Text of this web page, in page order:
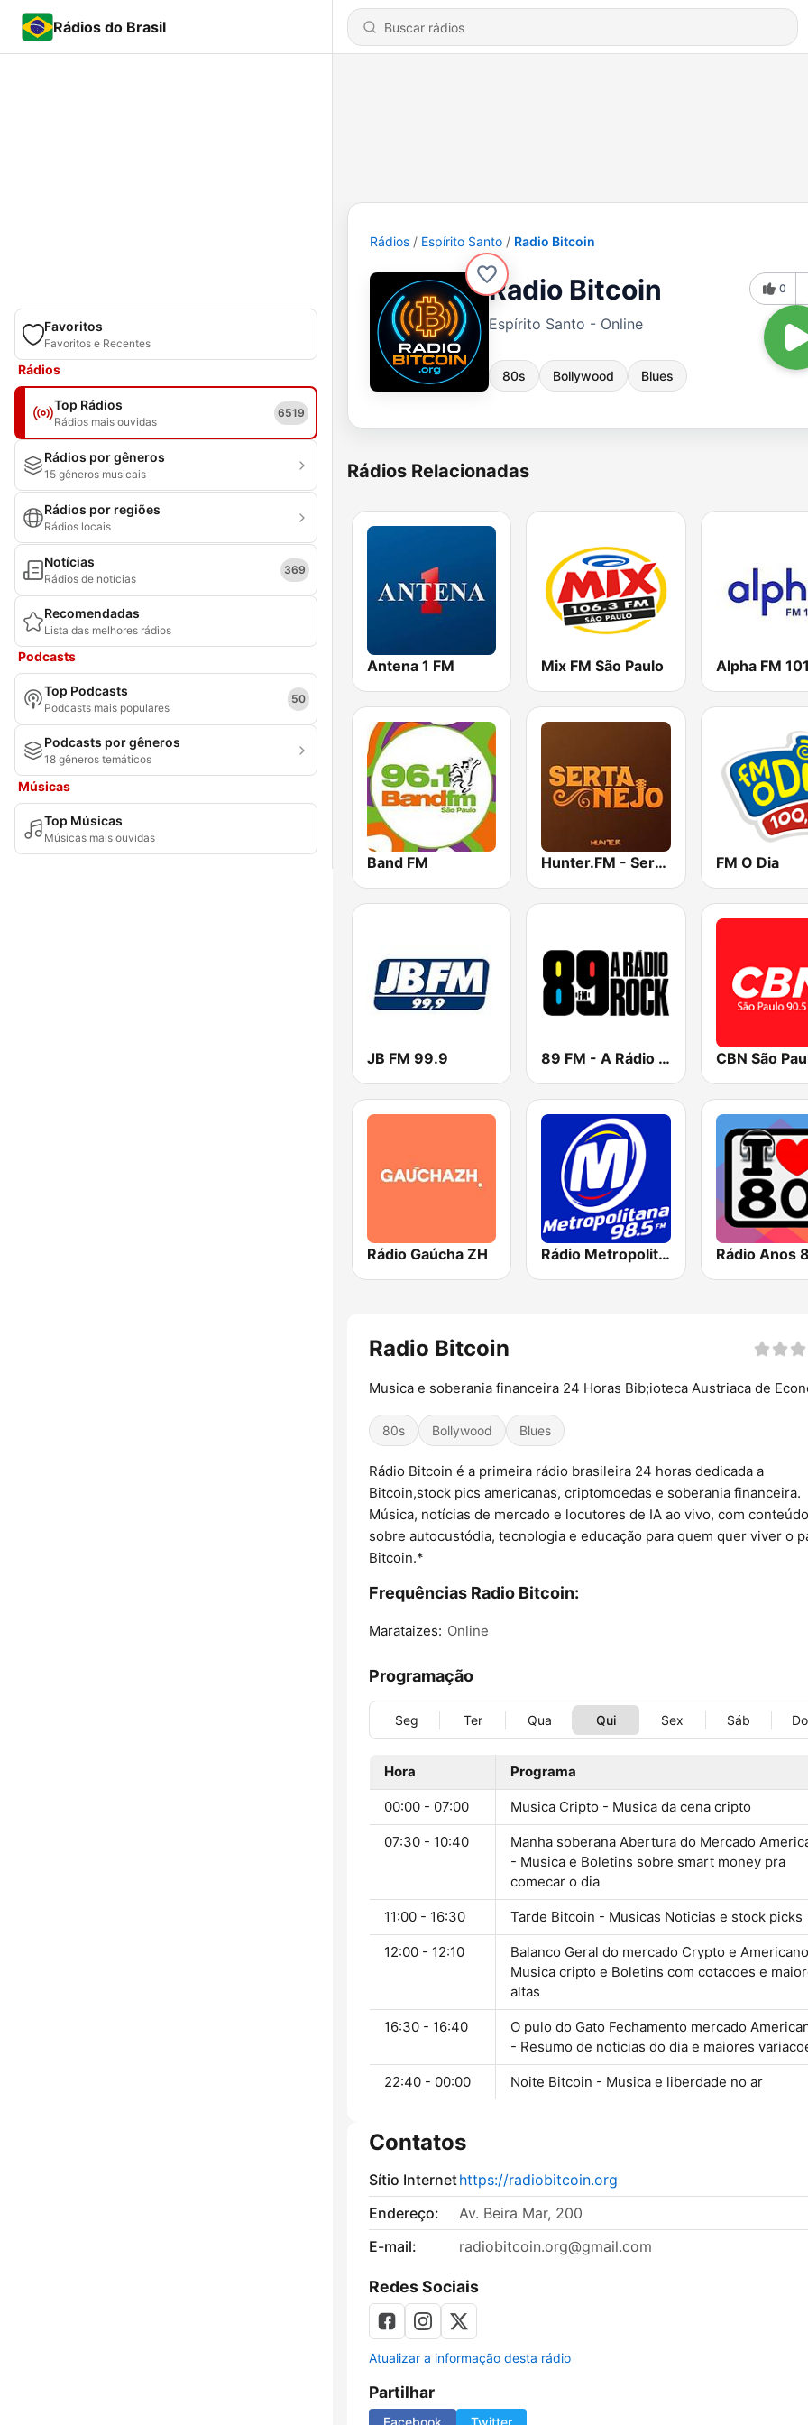
Rádios do Brasil
Favoritos
Favoritos e Recentes
Rádios
Top Rádios
Rádios mais ouvidas
6519
Rádios por gêneros
15 gêneros musicais
Rádios por regiões
Rádios locais
Notícias
Rádios de notícias
369
Recomendadas
Lista das melhores rádios
Podcasts
Top Podcasts
Podcasts mais populares
50
Podcasts por gêneros
18 gêneros temáticos
Músicas
Top Músicas
Músicas mais ouvidas
Rádios Espírito Santo Radio Bitcoin
Radio Bitcoin
Espírito Santo - Online
80s Bollywood Blues
0
Rádios Relacionadas
Antena 1 FM Mix FM São Paulo Alpha FM
Band FM Hunter.FM - Sertanejo FM O Dia
JB FM 99.9 89 FM - A Rádio Rock CBN São
Rádio Gaúcha ZH Rádio Metropolitana 98.5 FM Rádio Anos
Radio Bitcoin
Musica e soberania financeira 24 Horas Bib;ioteca Austriaca de
80s Bollywood Blues
Rádio Bitcoin é a primeira rádio brasileira 24 horas dedicada a
Bitcoin,stock pics americanas, criptomoedas e soberania financeira.
Música, notícias de mercado e locutores de IA ao vivo, com conteúdo
sobre autocustódia, tecnologia e educação para quem quer viver o
Bitcoin.*
Frequências Radio Bitcoin:
Marataizes: Online
Programação
Seg Ter Qua Qui Sex Sáb
Hora Programa
00:00 - 07:00 Musica Cripto - Musica da cena cripto
07:30 - 10:40
Manha soberana Abertura do Mercado
- Musica e Boletins sobre smart money pra
comecar o dia
11:00 - 16:30 Tarde Bitcoin - Musicas Noticias e stock picks
12:00 - 12:10
Balanco Geral do mercado Crypto e
Musica cripto e Boletins com cotacoes e
altas
16:30 - 16:40
O pulo do Gato Fechamento mercado
- Resumo de noticias do dia e maiores
22:40 - 00:00 Noite Bitcoin - Musica e liberdade no ar
Contatos
Sítio Internethttps://radiobitcoin.org
Endereço:
Av. Beira Mar, 200
E-mail:
radiobitcoin.org@gmail.com
Redes Sociais
Atualizar a informação desta rádio
Partilhar